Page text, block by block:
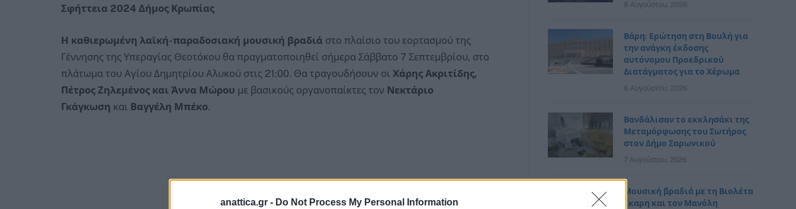
anattica.gr - Do Not Process My Personal Information
Σφήττεια 2024 Δήμος Κρωπίας
Η καθιερωμένη λαϊκή-παραδοσιακή μουσική βραδιά στο πλαίσιο του εορτασμού της
Γέννησης της Υπεραγίας Θεοτόκου θα πραγματοποιηθεί σήμερα Σάββατο 7 Σεπτεμβρίου, στο
πλάτωμα του Αγίου Δημητρίου Αλυκού στις 21:00. Θα τραγουδήσουν οι Χάρης Ακριτίδης,
Πέτρος Ζηλεμένος και Άννα Μώρου με βασικούς οργανοπαίκτες τον Νεκτάριο
Γκάγκωση και Βαγγέλη Μπέκο.
8 Αυγούστου, 2026
Βάρη: Ερώτηση στη Βουλή για
την ανάγκη έκδοσης
αυτόνομου Προεδρικού
Διατάγματος για το Χέρωμα
8 Αυγούστου, 2026
Βανδάλισαν το εκκλησάκι της
Μεταμόρφωσης του Σωτήρος
στον Δήμο Σαρωνικού
7 Αυγούστου, 2026
Μουσική βραδιά με τη Βιολέτα
Ίκαρη και τον Μανόλη